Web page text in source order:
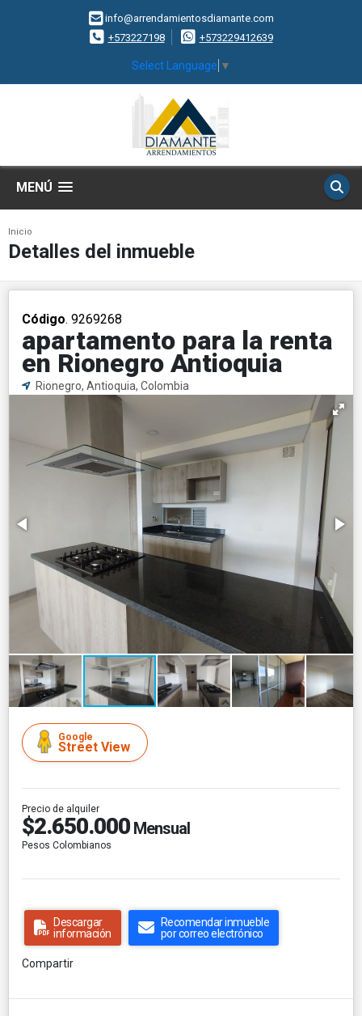
info@arrendamientosdiamante.com
+573227198
+573229412639
Select Language ▼
MENÚ
Inicio
Detalles del inmueble
Código. 9269268
apartamento para la renta
en Rionegro Antioquia
Rionegro, Antioquia, Colombia
Google
Street View
Precio de alquiler
$2.650.000 Mensual
Pesos Colombianos
Descargar
información
Recomendar inmueble
por correo electrónico
Compartir